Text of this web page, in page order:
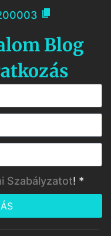

Blog
Szabályzatot! *